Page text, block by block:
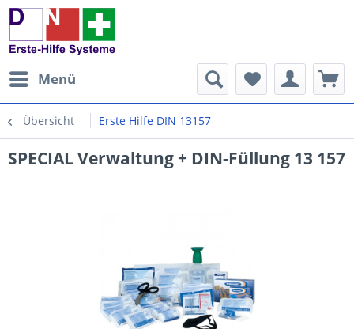
Menü
Übersicht Erste Hilfe DIN 13157
SPECIAL Verwaltung + DIN-Füllung 13 157